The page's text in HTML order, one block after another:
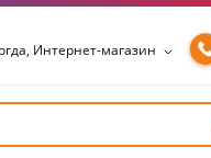
Интернет-магазин